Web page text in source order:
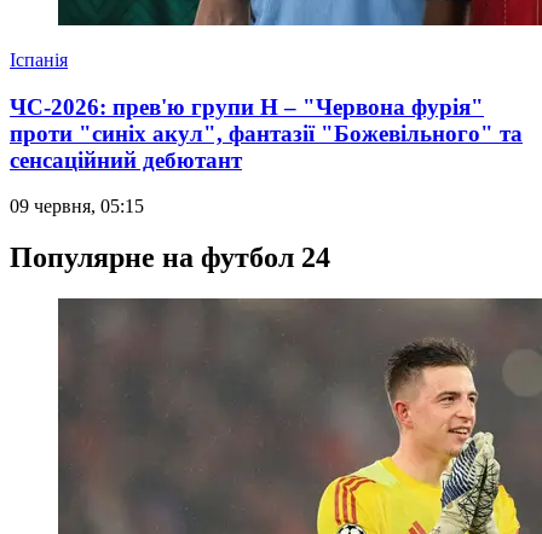
Іспанія
ЧС-2026: прев'ю групи Н – "Червона фурія"
проти "синіх акул", фантазії "Божевільного" та
сенсаційний дебютант
09 червня, 05:15
Популярне на футбол 24